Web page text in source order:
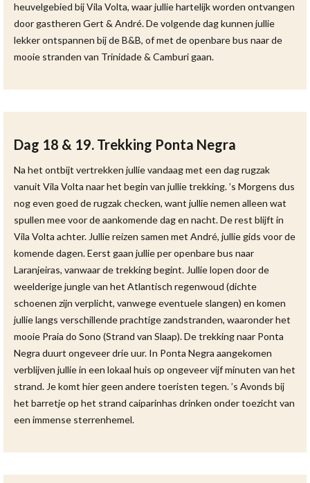
heuvelgebied bij Vila Volta, waar jullie hartelijk worden ontvangen
door gastheren Gert & André. De volgende dag kunnen jullie
lekker ontspannen bij de B&B, of met de openbare bus naar de
mooie stranden van Trinidade & Camburi gaan.
Dag 18 & 19. Trekking Ponta Negra
Na het ontbijt vertrekken jullie vandaag met een dag rugzak
vanuit Vila Volta naar het begin van jullie trekking. ’s Morgens dus
nog even goed de rugzak checken, want jullie nemen alleen wat
spullen mee voor de aankomende dag en nacht. De rest blijft in
Vila Volta achter. Jullie reizen samen met André, jullie gids voor de
komende dagen. Eerst gaan jullie per openbare bus naar
Laranjeiras, vanwaar de trekking begint. Jullie lopen door de
weelderige jungle van het Atlantisch regenwoud (dichte
schoenen zijn verplicht, vanwege eventuele slangen) en komen
jullie langs verschillende prachtige zandstranden, waaronder het
mooie Praia do Sono (Strand van Slaap). De trekking naar Ponta
Negra duurt ongeveer drie uur. In Ponta Negra aangekomen
verblijven jullie in een lokaal huis op ongeveer vijf minuten van het
strand. Je komt hier geen andere toeristen tegen. ’s Avonds bij
het barretje op het strand caiparinhas drinken onder toezicht van
een immense sterrenhemel.